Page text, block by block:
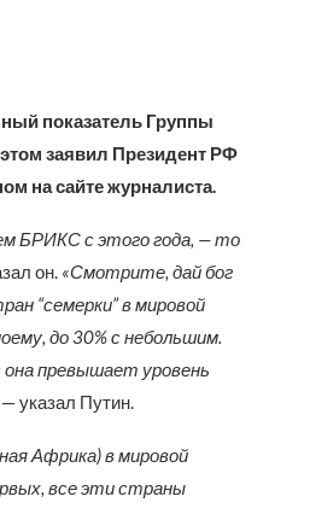
показатель Группы
заявил Президент РФ
на сайте журналиста.
БРИКС с этого года, — то
он. «Смотрите, дай бог
“семерки” в мировой
до 30% с небольшим.
она превышает уровень
— указал Путин.
Африка) в мировой
все эти страны